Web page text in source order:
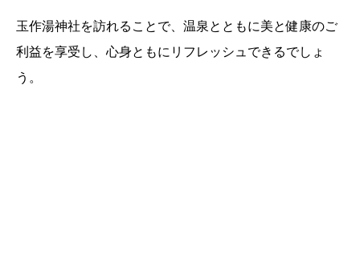
玉作湯神社を訪れることで、温泉とともに美と健康のご
利益を享受し、心身ともにリフレッシュできるでしょ
う。